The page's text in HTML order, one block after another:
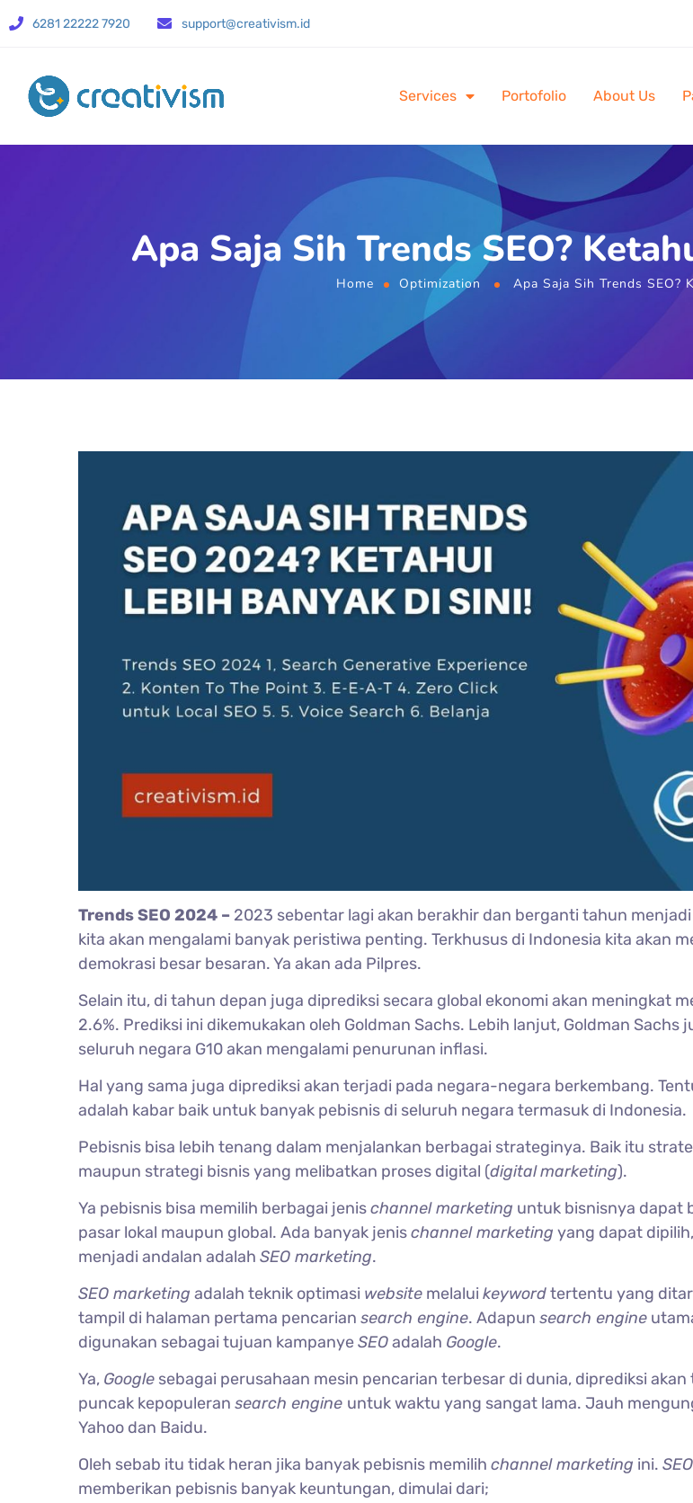
6281 22222 7920 support@creativism.id
Services Portofolio About Us
Apa Saja Sih Trends SEO?
Home Optimization Apa Saja Sih Trends SEO?
Trends SEO 2024 – 2023 sebentar lagi akan berakhir dan berganti tahun
kita akan mengalami banyak peristiwa penting. Terkhusus di Indonesia kita akan
demokrasi besar besaran. Ya akan ada Pilpres.
Selain itu, di tahun depan juga diprediksi secara global ekonomi akan meningkat
2.6%. Prediksi ini dikemukakan oleh Goldman Sachs. Lebih lanjut, Goldman Sachs
seluruh negara G10 akan mengalami penurunan inflasi.
Hal yang sama juga diprediksi akan terjadi pada negara-negara berkembang.
adalah kabar baik untuk banyak pebisnis di seluruh negara termasuk di Indonesia.
Pebisnis bisa lebih tenang dalam menjalankan berbagai strateginya. Baik itu
maupun strategi bisnis yang melibatkan proses digital (digitalmarketing).
Ya pebisnis bisa memilih berbagai jenischannel marketing untuk bisnisnya dapat
pasar lokal maupun global. Ada banyak jenischannel marketing yang dapat
menjadi andalan adalah SEO marketing.
SEO marketing adalah teknik optimasi website melalui keywordtertentu yang
tampil di halaman pertama pencarian search engine. Adapun search engine
digunakan sebagai tujuan kampanyeSEOadalah Google.
Ya, Google sebagai perusahaan mesin pencarian terbesar di dunia, diprediksi akan
puncak kepopuleran search engine untuk waktu yang sangat lama. Jauh
Yahoo dan Baidu.
Oleh sebab itu tidak heran jika banyak pebisnis memilih channel marketing ini.
memberikan pebisnis banyak keuntungan, dimulai dari;